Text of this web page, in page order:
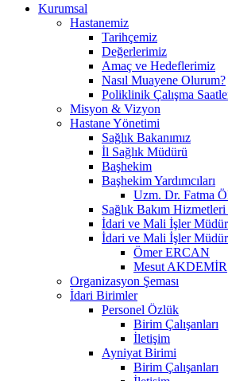
Kurumsal
Hastanemiz
Tarihçemiz
Değerlerimiz
Amaç ve Hedeflerimiz
Nasıl Muayene Olurum?
Poliklinik Çalışma
Misyon & Vizyon
Hastane Yönetimi
Sağlık Bakanımız
İl Sağlık Müdürü
Başhekim
Başhekim Yardımcıları
Uzm. Dr. Fatma
Sağlık Bakım
İdari ve Mali İşler
İdari ve Mali İşler Müdür
Ömer ERCAN
Mesut AKDEMİR
Organizasyon Şeması
İdari Birimler
Personel Özlük
Birim Çalışanları
İletişim
Ayniyat Birimi
Birim Çalışanları